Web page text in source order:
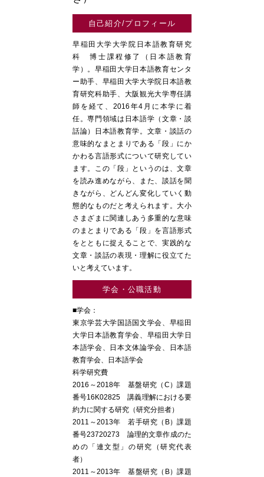
自己紹介/プロフィール
早稲田大学大学院日本語教育研究
科 博士課程修了（日本語教育
学）。早稲田大学日本語教育センタ
ー助手、早稲田大学大学院日本語教
育研究科助手、大阪観光大学専任講
師を経て、2016年4月に本学に着
任。専門領域は日本語学（文章・談
話論）日本語教育学。文章・談話の
意味的なまとまりである「段」にか
かわる言語形式について研究してい
ます。この「段」というのは、文章
を読み進めながら、また、談話を聞
きながら、どんどん変化していく動
態的なものだと考えられます。大小
さまざまに関連しあう多重的な意味
のまとまりである「段」を言語形式
をとともに捉えることで、実践的な
文章・談話の表現・理解に役立てた
いと考えています。
学会・公職活動
■学会：
東京学芸大学国語国文学会、早稲田
大学日本語教育学会、早稲田大学日
本語学会、日本文体論学会、日本語
教育学会、日本語学会
科学研究費
2016～2018年 基盤研究（C）課題
番号16K02825 講義理解における要
約力に関する研究（研究分担者）
2011～2013年 若手研究（B）課題
番号23720273 論理的文章作成のた
めの「連文型」の研究（研究代表
者）
2011～2013年 基盤研究（B）課題